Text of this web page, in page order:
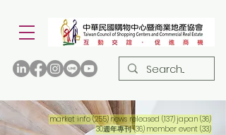
market info (255)255 篇文章
news released (137)137 篇文章
japan (36)36 篇
30週年專刊 (36)36 篇文章
member event (33)33 篇